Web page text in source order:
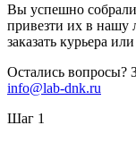
Вы успешно
привезти их в нашу
заказать курьера
Остались вопросы?
info@lab-dnk.ru
Шаг 1